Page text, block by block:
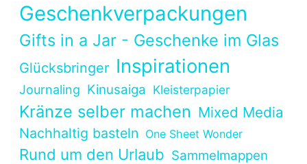
Geschenkverpackungen
Gifts in a Jar - Geschenke im Glas
Glücksbringer Inspirationen
Journaling Kinusaiga Kleisterpapier
Kränze selber machen Mixed Media
Nachhaltig basteln One Sheet Wonder
Rund um den Urlaub Sammelmappen